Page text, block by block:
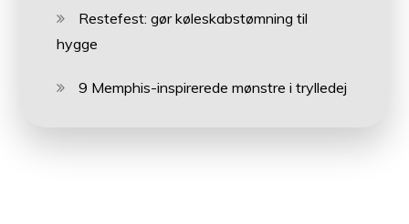
Restefest: gør køleskabstømning til
hygge
9 Memphis-inspirerede mønstre i trylledej